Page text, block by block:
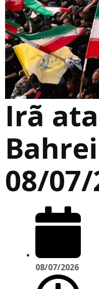
Irã
08/
08/07/2026